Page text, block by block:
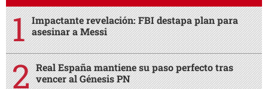
Impactante revelación: FBI destapa plan para
asesinar a Messi
Real España mantiene su paso perfecto tras
vencer al Génesis PN